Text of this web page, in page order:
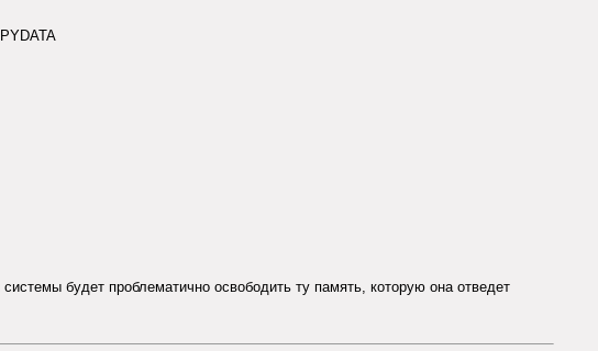
будет проблематично освободить ту память, которую она отведет